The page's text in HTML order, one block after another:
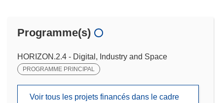
Programme(s)
HORIZON.2.4 - Digital, Industry and Space
PROGRAMME PRINCIPAL
Voir tous les projets financés dans le cadre